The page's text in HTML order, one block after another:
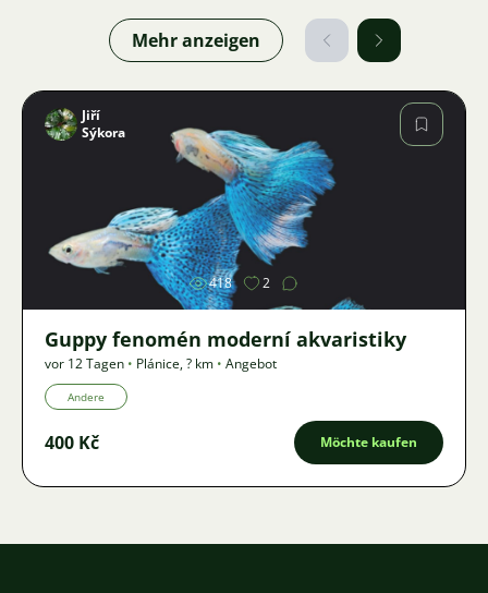
Mehr anzeigen
Bild
Jiří
Sýkora
418 2
Guppy fenomén moderní akvaristiky
vor 12 Tagen • Plánice,? km • Angebot
Andere
400 Kč Möchte kaufen